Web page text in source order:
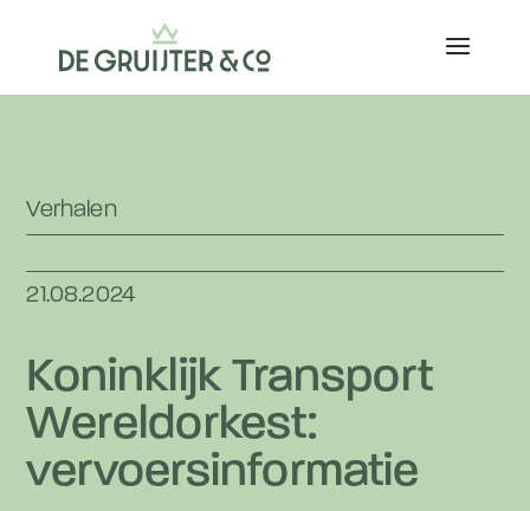
Verhalen
21.08.2024
Koninklijk Transport
Wereldorkest:
vervoersinformatie